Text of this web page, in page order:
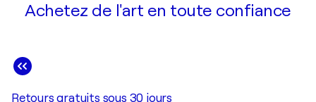
Achetez de l'art en toute confiance
Retours gratuits sous 30 jours